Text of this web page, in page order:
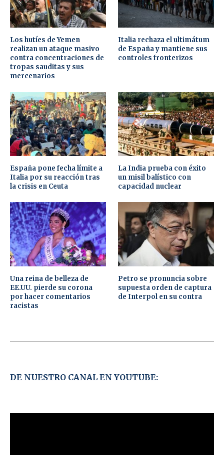
Los hutíes de Yemen
realizan un ataque masivo
contra concentraciones de
tropas sauditas y sus
mercenarios
Italia rechaza el ultimátum
de España y mantiene sus
controles fronterizos
España pone fecha límite a
Italia por su reacción tras
la crisis en Ceuta
La India prueba con éxito
un misil balístico con
capacidad nuclear
Una reina de belleza de
EE.UU. pierde su corona
por hacer comentarios
racistas
Petro se pronuncia sobre
supuesta orden de captura
de Interpol en su contra
DE NUESTRO CANAL EN YOUTUBE: